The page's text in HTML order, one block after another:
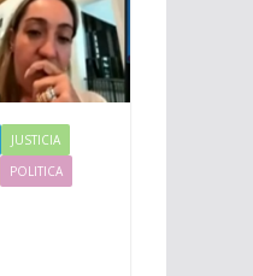
JUSTICIA
POLITICA